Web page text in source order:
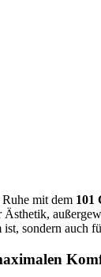
mit dem 101
Ästhetik,
sondern auch